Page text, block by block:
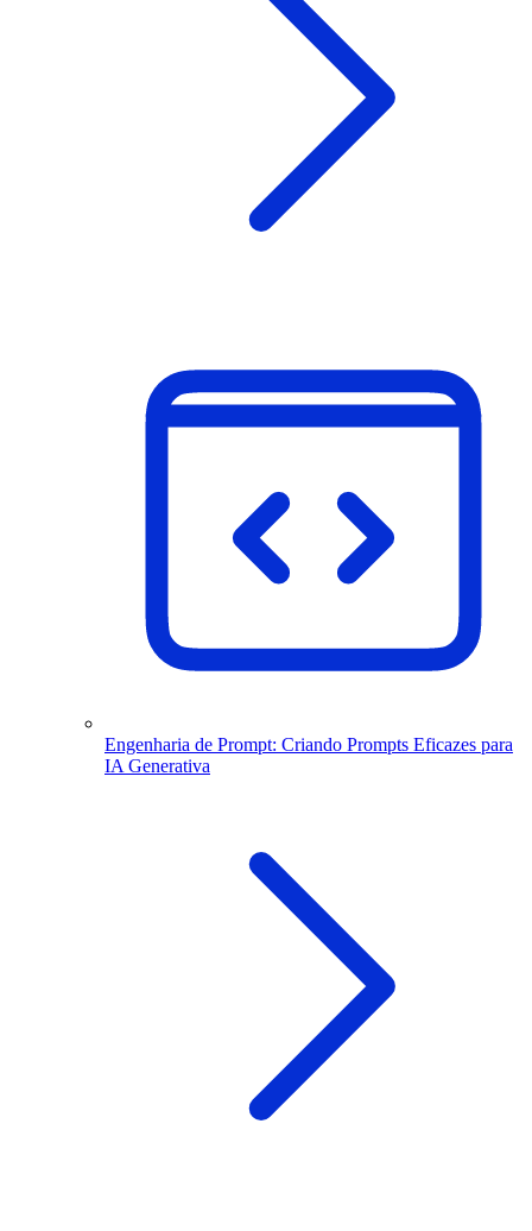
Engenharia de Prompt: Criando Prompts Eficazes para
IA Generativa